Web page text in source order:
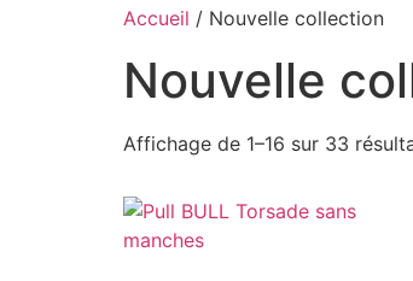
Accueil / Nouvelle collection
Nouvelle
Affichage de 1–16 sur 33